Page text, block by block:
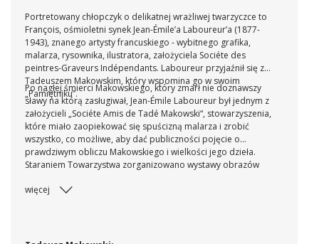
Portretowany chłopczyk o delikatnej wrażliwej twarzyczce to
François, ośmioletni synek Jean-Émile’a Laboureur’a (1877-
1943), znanego artysty francuskiego - wybitnego grafika,
malarza, rysownika, ilustratora, założyciela Sociéte des
peintres-Graveurs Indépendants. Laboureur przyjaźnił się z
Tadeuszem Makowskim, który wspomina go w swoim
„Pamiętniku”.
Po nagłej śmierci Makowskiego, który zmarł nie doznawszy
sławy na którą zasługiwał, Jean-Émile Laboureur był jednym z
założycieli „Sociéte Amis de Tadé Makowski“, stowarzyszenia,
które miało zaopiekować się spuścizną malarza i zrobić
wszystko, co możliwe, aby dać publiczności pojęcie o
prawdziwym obliczu Makowskiego i wielkości jego dzieła.
Staraniem Towarzystwa zorganizowano wystawy obrazów
Castel (1935) w Paryżu, na XX Biennale w Wenecji (1936), w
więcej